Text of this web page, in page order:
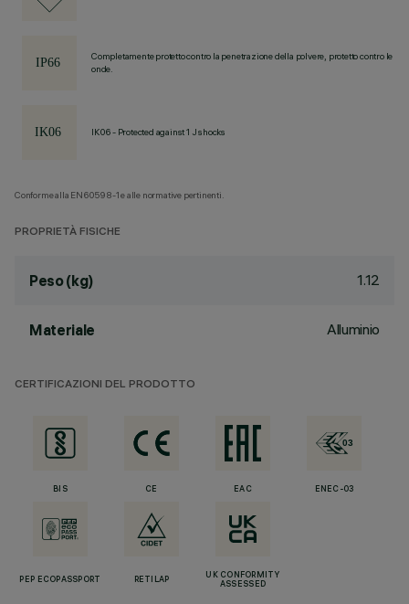
Completamente protetto contro la penetrazione della polvere, protetto contro le
onde.
IK06 - Protected against 1 J shocks
Conforme alla EN60598-1 e alle normative pertinenti.
PROPRIETÀ FISICHE
Peso (kg) 1.12
Materiale Alluminio
CERTIFICAZIONI DEL PRODOTTO
BIS CE EAC ENEC-03
PEP ECOPASSPORT RETILAP
UK CONFORMITY
ASSESSED